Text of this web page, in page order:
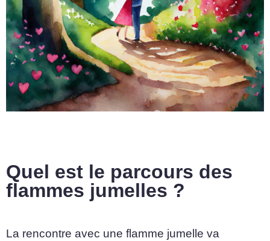
Quel est le parcours des
flammes jumelles ?
La rencontre avec une flamme jumelle va